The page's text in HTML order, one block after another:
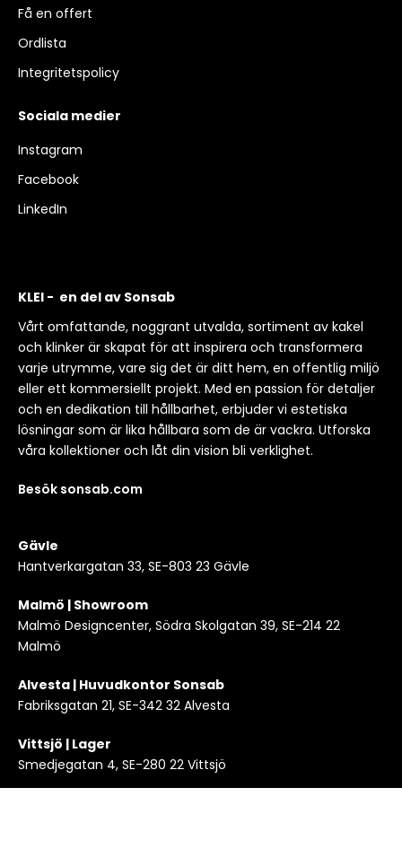
Få en offert
Ordlista
Integritetspolicy
Sociala medier
Instagram
Facebook
LinkedIn
KLEI - en del av Sonsab
Vårt omfattande, noggrant utvalda, sortiment av kakel
och klinker är skapat för att inspirera och transformera
varje utrymme, vare sig det är ditt hem, en offentlig miljö
eller ett kommersiellt projekt. Med en passion för detaljer
och en dedikation till hållbarhet, erbjuder vi estetiska
lösningar som är lika hållbara som de är vackra. Utforska
våra kollektioner och låt din vision bli verklighet.
Besök sonsab.com
Gävle
Hantverkargatan 33, SE-803 23 Gävle
Malmö | Showroom
Malmö Designcenter, Södra Skolgatan 39, SE-214 22
Malmö
Alvesta | Huvudkontor Sonsab
Fabriksgatan 21, SE-342 32 Alvesta
Vittsjö | Lager
Smedjegatan 4, SE-280 22 Vittsjö